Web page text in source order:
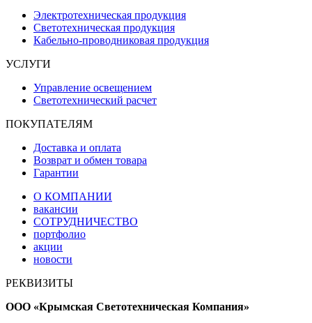
Электротехническая продукция
Светотехническая продукция
Кабельно-проводниковая продукция
УСЛУГИ
Управление освещением
Светотехнический расчет
ПОКУПАТЕЛЯМ
Доставка и оплата
Возврат и обмен товара
Гарантии
О КОМПАНИИ
вакансии
СОТРУДНИЧЕСТВО
портфолио
акции
новости
РЕКВИЗИТЫ
ООО «Крымская Светотехническая Компания»